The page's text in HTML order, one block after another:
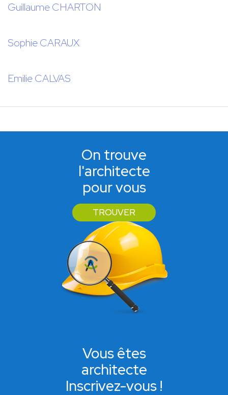
Guillaume CHARTON
Sophie CARAUX
Emilie CALVAS
On trouve
l'architecte
pour vous
TROUVER
Vous êtes
architecte
Inscrivez-vous !